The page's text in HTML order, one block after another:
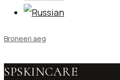
Broneeri aeg
SPSKINCARE